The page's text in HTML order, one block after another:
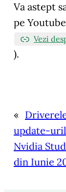
Va astept
pe
Vezi
).
«
update-
Nvidia
din Iunie